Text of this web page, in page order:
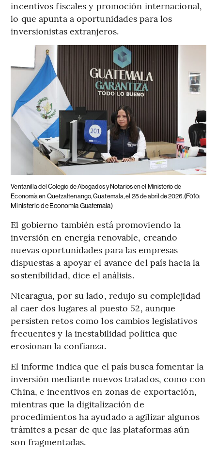
incentivos fiscales y promoción internacional,
lo que apunta a oportunidades para los
inversionistas extranjeros.
Ventanilla del Colegio de Abogados y Notarios en el Ministerio de
Economía en Quetzaltenango, Guatemala, el 28 de abril de 2026.(Foto:
Ministerio de Economía Guatemala)
El gobierno también está promoviendo la
inversión en energía renovable, creando
nuevas oportunidades para las empresas
dispuestas a apoyar el avance del país hacia la
sostenibilidad, dice el análisis.
Nicaragua, por su lado, redujo su complejidad
al caer dos lugares al puesto 52, aunque
persisten retos como los cambios legislativos
frecuentes y la inestabilidad política que
erosionan la confianza.
El informe indica que el país busca fomentar la
inversión mediante nuevos tratados, como con
China, e incentivos en zonas de exportación,
mientras que la digitalización de
procedimientos ha ayudado a agilizar algunos
trámites a pesar de que las plataformas aún
son fragmentadas.